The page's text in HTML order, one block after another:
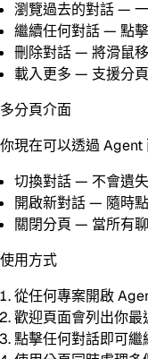
瀏覽過去的對話— 一
繼續任何對話— 點
刪除對話— 將滑鼠
載入更多 — 支援分
多分頁介面
你現在可以透過 Agent
切換對話— 不會遺
開啟新對話— 隨時
關閉分頁 — 當所有
使用方式
從任何專案開啟
歡迎頁面會列出你最
點擊任何對話即可